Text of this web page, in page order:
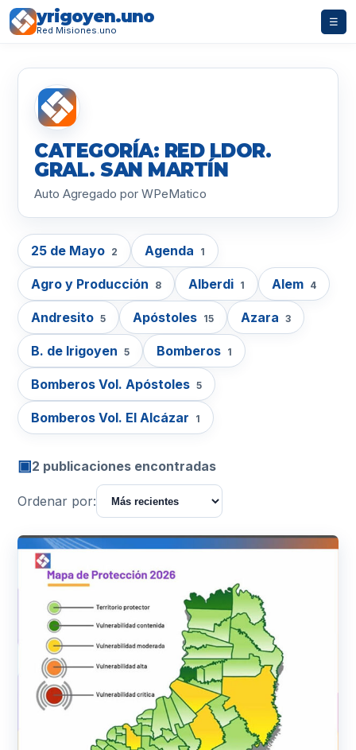
yrigoyen.uno
Red Misiones.uno
☰
CATEGORÍA: RED LDOR.
GRAL. SAN MARTÍN
Auto Agregado por WPeMatico
25 de Mayo 2 Agenda 1
Agro y Producción 8 Alberdi 1 Alem 4
Andresito 5 Apóstoles 15 Azara 3
B. de Irigoyen 5 Bomberos 1
Bomberos Vol. Apóstoles 5
Bomberos Vol. El Alcázar 1
▣2 publicaciones encontradas
Ordenar por: